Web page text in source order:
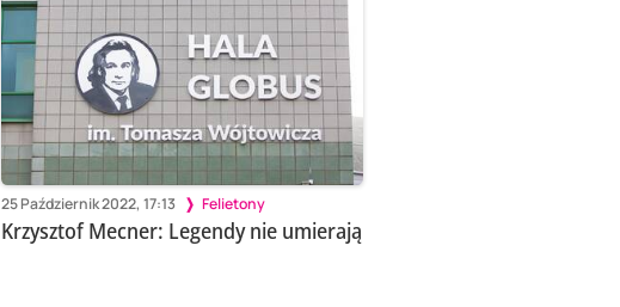
25 Październik 2022, 17:13 Felietony
Krzysztof Mecner: Legendy nie umierają